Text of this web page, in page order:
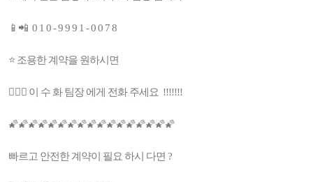
📱📲 0 1 0 - 9 9 9 1 - 0 0 7 8
⭐ 조용한 계약을 원하시면
👩🏻‍⚕️ 이 수 화 팀장 에게 전화 주세요 !!!!!!!
🌠🌠🌠🌠🌠🌠🌠🌠🌠🌠🌠🌠🌠🌠🌠🌠🌠
빠르고 안전한 계약이 필요 하시 다면 ?